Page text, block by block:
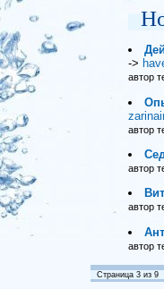
->
автор
автор
автор
автор
автор
Страница 3 из 9